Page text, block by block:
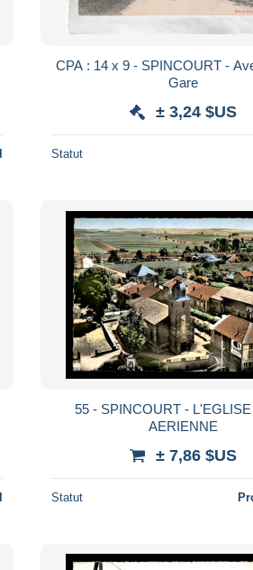
CPA : 14 x 9 - SPINCOURT - Avenue de la
Gare
± 3,24 $US
Statut
55 - SPINCOURT -
AERIENNE
± 7,86 $US
Statut